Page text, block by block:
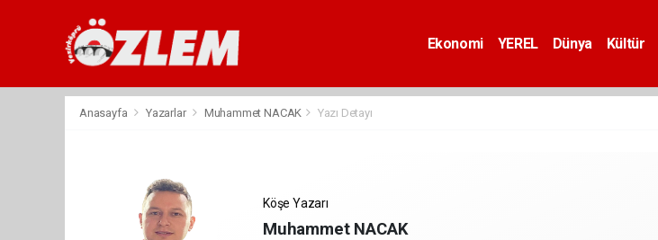
Ekonomi YEREL Dünya Kültür
Anasayfa Yazarlar Muhammet NACAK Yazı Detayı
Köşe Yazarı
Muhammet NACAK